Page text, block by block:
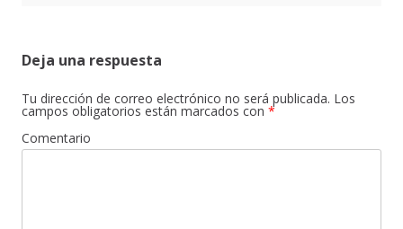
Deja una respuesta
Tu dirección de correo electrónico no será publicada. Los
campos obligatorios están marcados con *
Comentario